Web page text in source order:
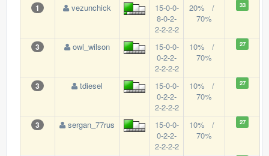
1 vezunchick
15-0-0-
8-0-2-
2-2-2-2
20% /
70%
33
3 owl_wilson
15-0-0-
0-2-2-
2-2-2-2
10% /
70%
27
3 tdiesel
15-0-0-
0-2-2-
2-2-2-2
10% /
70%
27
3 sergan_77rus
15-0-0-
0-2-2-
2-2-2-2
10% /
70%
27